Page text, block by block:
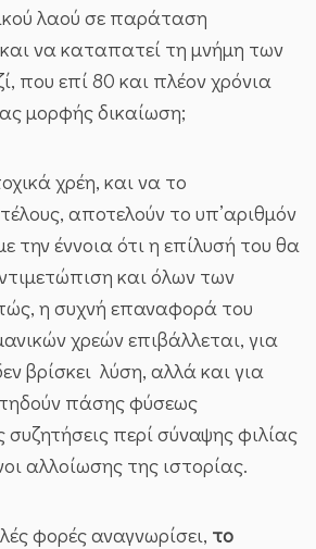
λαού σε παράταση
να καταπατεί τη μνήμη των
που επί 80 και πλέον χρόνια
μορφής δικαίωση;
χρέη, και να το
αποτελούν το υπ’αριθμόν
την έννοια ότι η επίλυσή του θα
και όλων των
η συχνή επαναφορά του
χρεών επιβάλλεται, για
βρίσκει λύση, αλλά και για
πάσης φύσεως
περί σύναψης φιλίας
αλλοίωσης της ιστορίας.
φορές αναγνωρίσει, το